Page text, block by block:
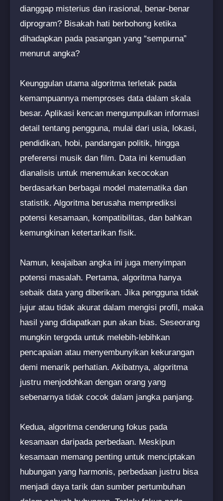
dianggap misterius dan irasional, benar-benar
diprogram? Bisakah hati berbohong ketika
dihadapkan pada pasangan yang “sempurna”
menurut angka?
Keunggulan utama algoritma terletak pada
kemampuannya memproses data dalam skala
besar. Aplikasi kencan mengumpulkan informasi
detail tentang pengguna, mulai dari usia, lokasi,
pendidikan, hobi, pandangan politik, hingga
preferensi musik dan film. Data ini kemudian
dianalisis untuk menemukan kecocokan
berdasarkan berbagai model matematika dan
statistik. Algoritma berusaha memprediksi
potensi kesamaan, kompatibilitas, dan bahkan
kemungkinan ketertarikan fisik.
Namun, keajaiban angka ini juga menyimpan
potensi masalah. Pertama, algoritma hanya
sebaik data yang diberikan. Jika pengguna tidak
jujur atau tidak akurat dalam mengisi profil, maka
hasil yang didapatkan pun akan bias. Seseorang
mungkin tergoda untuk melebih-lebihkan
pencapaian atau menyembunyikan kekurangan
demi menarik perhatian. Akibatnya, algoritma
justru menjodohkan dengan orang yang
sebenarnya tidak cocok dalam jangka panjang.
Kedua, algoritma cenderung fokus pada
kesamaan daripada perbedaan. Meskipun
kesamaan memang penting untuk menciptakan
hubungan yang harmonis, perbedaan justru bisa
menjadi daya tarik dan sumber pertumbuhan